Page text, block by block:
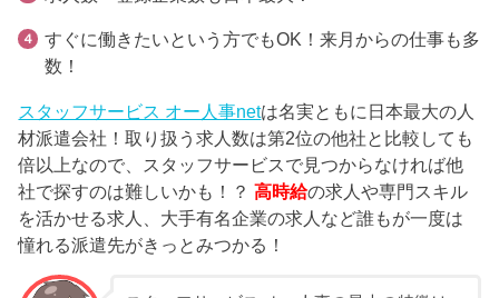
すぐに働きたいという方でもOK！来月からの仕事も多
数！
スタッフサービス オー人事netは名実ともに日本最大の人
材派遣会社！取り扱う求人数は第2位の他社と比較しても
倍以上なので、スタッフサービスで見つからなければ他
社で探すのは難しいかも！？高時給の求人や専門スキル
を活かせる求人、大手有名企業の求人など誰もが一度は
憧れる派遣先がきっとみつかる！